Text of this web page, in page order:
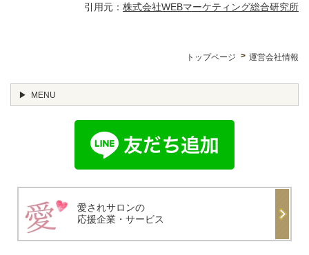
引用元： 株式会社WEBマーケティング総合研究所
トップページ 運営会社情報
MENU
愛されサロンの
応援企業・サービス